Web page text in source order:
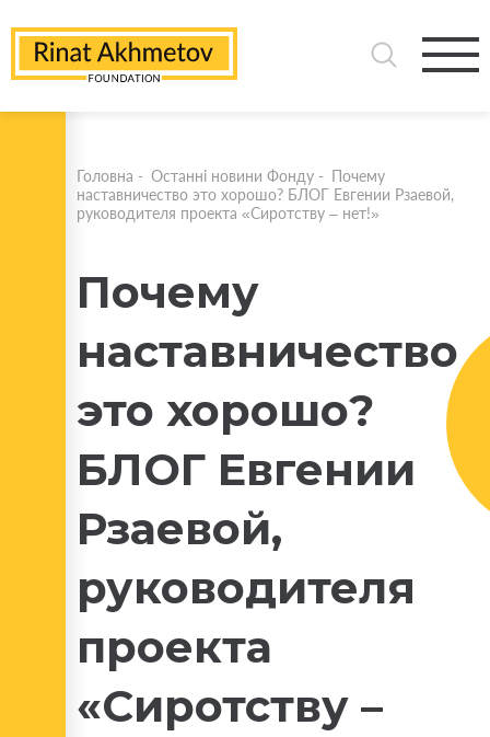
Головна - Останні новини Фонду - Почему
наставничество это хорошо? БЛОГ Евгении Рзаевой,
руководителя проекта «Сиротству – нет!»
Почему
наставничество
это хорошо?
БЛОГ Евгении
Рзаевой,
руководителя
проекта
«Сиротству –